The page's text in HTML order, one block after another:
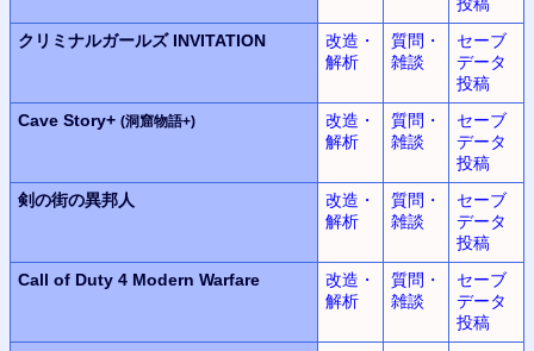
クリミナルガールズ INVITATION
改造・
解析
質問・
雑談
セーブ
データ
投稿
Cave Story+ (洞窟物語+)
改造・
解析
質問・
雑談
セーブ
データ
投稿
剣の街の異邦人
改造・
解析
質問・
雑談
セーブ
データ
投稿
Call of Duty 4 Modern Warfare
改造・
解析
質問・
雑談
セーブ
データ
投稿